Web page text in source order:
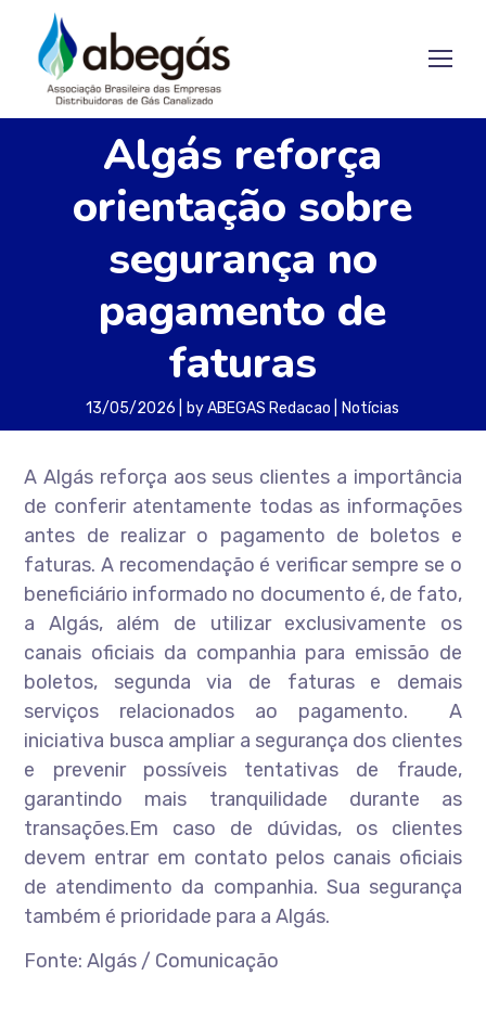
Algás reforça
orientação sobre
segurança no
pagamento de
faturas
13/05/2026 byABEGAS Redacao Notícias
A Algás reforça aos seus clientes a importância
de conferir atentamente todas as informações
antes de realizar o pagamento de boletos e
faturas. A recomendação é verificar sempre se o
beneficiário informado no documento é, de fato,
a Algás, além de utilizar exclusivamente os
canais oficiais da companhia para emissão de
boletos, segunda via de faturas e demais
serviços relacionados ao pagamento. A
iniciativa busca ampliar a segurança dos clientes
e prevenir possíveis tentativas de fraude,
garantindo mais tranquilidade durante as
transações.Em caso de dúvidas, os clientes
devem entrar em contato pelos canais oficiais
de atendimento da companhia. Sua segurança
também é prioridade para a Algás.
Fonte: Algás / Comunicação